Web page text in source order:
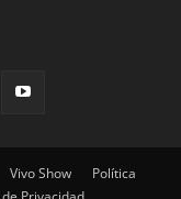
Vivo Show
Política